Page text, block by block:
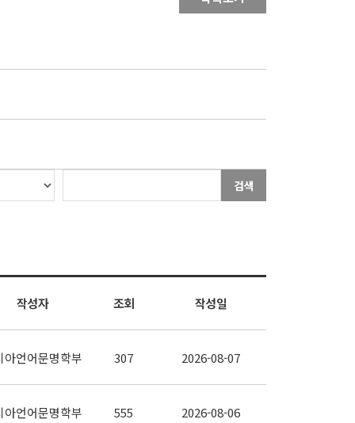
검색
작성자 조회 작성일
아언어문명학부 307 2026-08-07
아언어문명학부 555 2026-08-06